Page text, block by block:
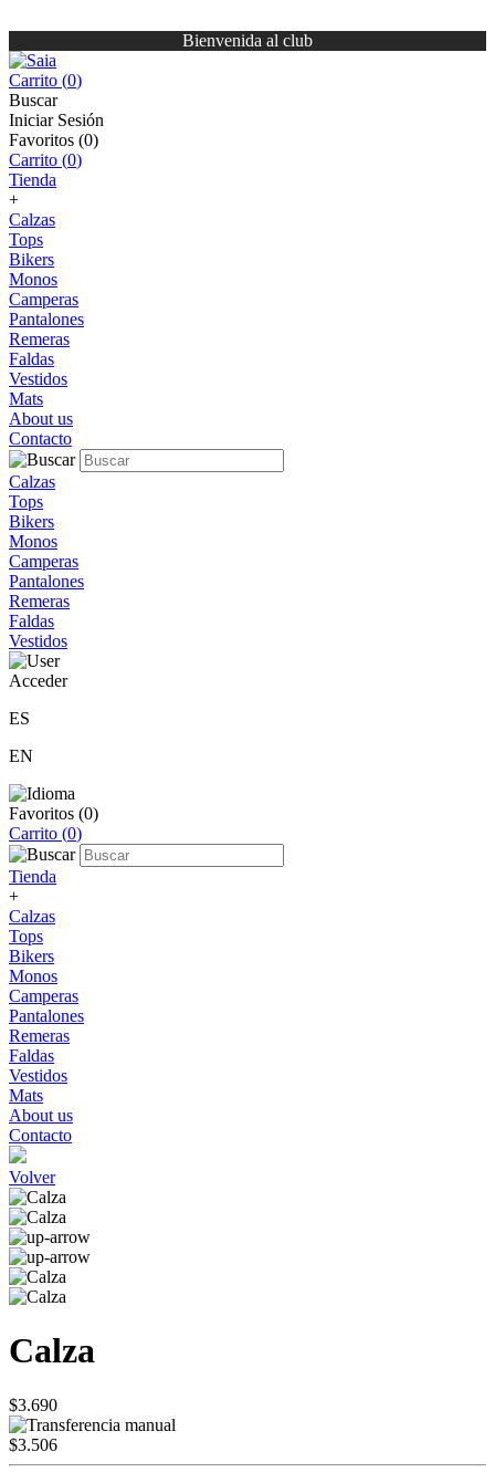
Bienvenida al club
Carrito (0)
Buscar
Iniciar Sesión
Favoritos (0)
Carrito (0)
Tienda
+
Calzas
Tops
Bikers
Monos
Camperas
Pantalones
Remeras
Faldas
Vestidos
Mats
About us
Contacto
Calzas
Tops
Bikers
Monos
Camperas
Pantalones
Remeras
Faldas
Vestidos
Acceder
ES
EN
Favoritos (0)
Carrito (0)
Tienda
+
Calzas
Tops
Bikers
Monos
Camperas
Pantalones
Remeras
Faldas
Vestidos
Mats
About us
Contacto
Volver
Calza
$3.690
$3.506